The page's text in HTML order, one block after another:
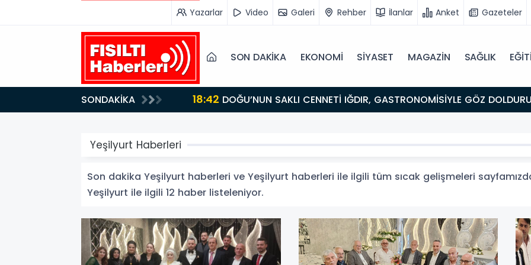
Yazarlar Video Galeri Rehber İlanlar Anket Gazeteler
SON DAKİKA EKONOMİ SİYASET MAGAZİN SAĞLIK
SONDAKİKA 18:42
KÜLTÜRÜNÜN BULUŞMA NOKTASI
Yeşilyurt Haberleri
Son dakika Yeşilyurt haberleri ve Yeşilyurt haberleri ile ilgili tüm sıcak gelişmeleri
Yeşilyurt ile ilgili 12 haber listeleniyor.